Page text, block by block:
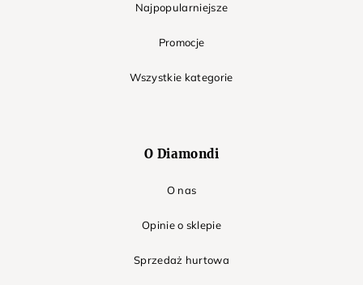
Najpopularniejsze
Promocje
Wszystkie kategorie
O Diamondi
O nas
Opinie o sklepie
Sprzedaż hurtowa